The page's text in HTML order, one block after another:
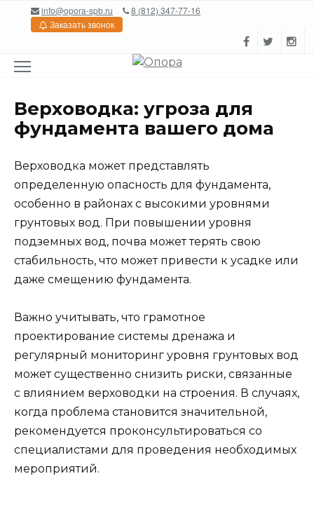
Перейтиinfo@opora-spb.ru
8 (812) 347-77-16
Заказать звонок
Верховодка: угроза для
фундамента вашего дома
Верховодка может представлять
определенную опасность для фундамента,
особенно в районах с высокими уровнями
грунтовых вод. При повышении уровня
подземных вод, почва может терять свою
стабильность, что может привести к усадке или
даже смещению фундамента.
Важно учитывать, что грамотное
проектирование системы дренажа и
регулярный мониторинг уровня грунтовых вод
может существенно снизить риски, связанные
с влиянием верховодки на строения. В случаях,
когда проблема становится значительной,
рекомендуется проконсультироваться со
специалистами для проведения необходимых
мероприятий.